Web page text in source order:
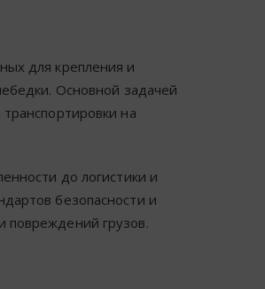
для крепления и
Основной задачей
на
до логистики и
безопасности и
повреждений грузов.